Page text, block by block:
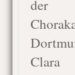
der
Clara